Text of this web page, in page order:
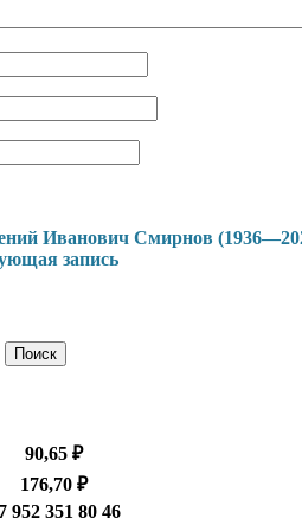
Иванович Смирнов
запись
90,65 ₽
176,70 ₽
952 351 80 46